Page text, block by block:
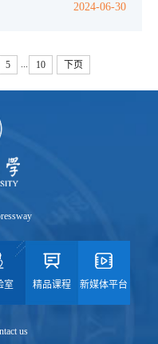
实，在中国共产党成
识竞赛。同济大学
大学党委学生工作部
数学科学学院党委书
命...
2024-06-30
5 10 下页
室 精品课程 新媒体平台
us